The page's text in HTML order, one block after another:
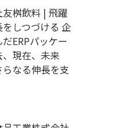
桝飲料 | 飛躍
しつづける 企
ERPパッケー
、現在、未来
なる伸長を支